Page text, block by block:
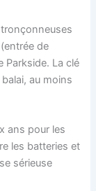
de
Parkside. La clé
au moins
ans pour les
les batteries et
sérieuse